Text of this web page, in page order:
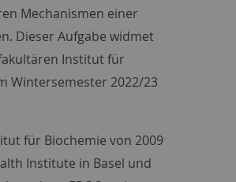
Mechanismen einer
Dieser Aufgabe widmet
Institut für
Wintersemester 2022/23
für Biochemie von 2009
Institute in Basel und